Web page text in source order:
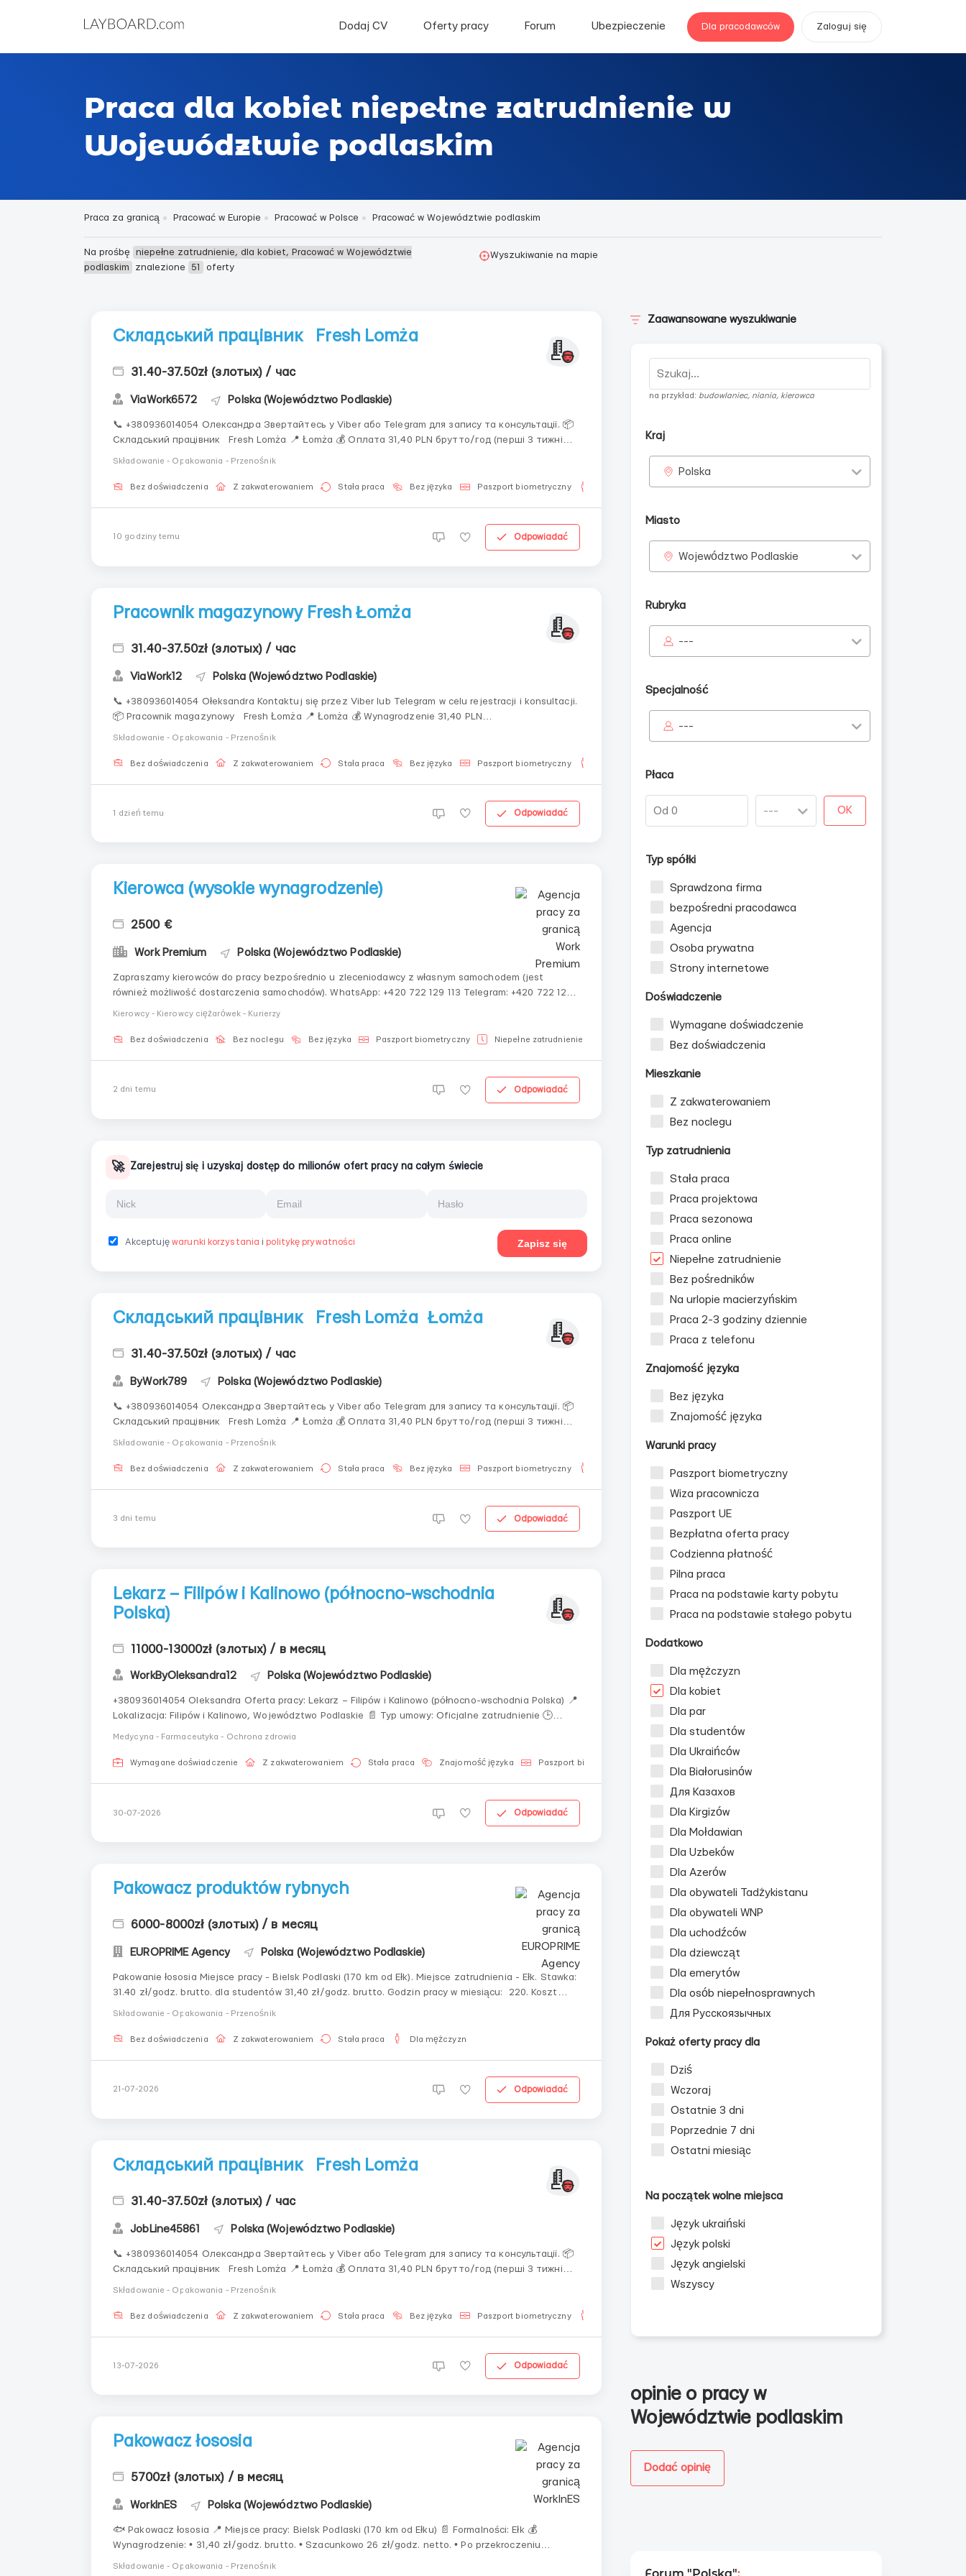
Dodaj CV Oferty pracy Forum Ubezpieczenie Dla pracodawców Zaloguj się
Praca dla kobiet niepełne zatrudnienie w
Województwie podlaskim
Praca za granicą Pracować w Europie Pracować w Polsce Pracować w Województwie podlaskim
Na prośbę niepełne zatrudnienie, dla kobiet, Pracować w Województwie
podlaskim
znalezione 51 oferty
Wyszukiwanie na mapie
Складський працівник Fresh Lomża
31.40-37.50zł (злотых) / час
ViaWork6572 Polska (Województwo Podlaskie)
📞 +380936014054 Олександра Звертайтесь у Viber або Telegram для запису та консультації. 📦
Складський працівник Fresh Lomża 📍 Łomża 💰 Оплата 31,40 PLN брутто/год (перші 3 тижні
Składowanie - Opakowania - Przenośnik
Bez doświadczenia Z zakwaterowaniem Stała praca Bez języka Paszport biometryczny Dla mężczyzn
10 godziny temu Odpowiadać
Pracownik magazynowy Fresh Łomża
31.40-37.50zł (злотых) / час
ViaWork12 Polska (Województwo Podlaskie)
📞 +380936014054 Ołeksandra Kontaktuj się przez Viber lub Telegram w celu rejestracji i konsultacji.
📦 Pracownik magazynowy Fresh Łomża 📍 Łomża 💰 Wynagrodzenie 31,40 PLN
Składowanie - Opakowania - Przenośnik
Bez doświadczenia Z zakwaterowaniem Stała praca Bez języka Paszport biometryczny
1 dzień temu Odpowiadać
Kierowca (wysokie wynagrodzenie)
2500 €
Work Premium Polska (Województwo Podlaskie)
Zapraszamy kierowców do pracy bezpośrednio u zleceniodawcy z własnym samochodem (jest
również możliwość dostarczenia samochodów). WhatsApp: ‪+420 722 129 113 Telegram: +420 722 129
Kierowcy - Kierowcy ciężarówek - Kurierzy
Bez doświadczenia Bez noclegu Bez języka Paszport biometryczny Niepełne zatrudnienie
2 dni temu Odpowiadać
🚀 Zarejestruj się i uzyskaj dostęp do milionów ofert pracy na całym świecie
Akceptujęwarunki korzystania i politykę prywatności Zapisz się
Складський працівник Fresh Lomża Łomża
31.40-37.50zł (злотых) / час
ByWork789 Polska (Województwo Podlaskie)
📞 +380936014054 Олександра Звертайтесь у Viber або Telegram для запису та консультації. 📦
Складський працівник Fresh Lomża 📍 Łomża 💰 Оплата 31,40 PLN брутто/год (перші 3 тижні
Składowanie - Opakowania - Przenośnik
Bez doświadczenia Z zakwaterowaniem Stała praca Bez języka Paszport biometryczny
3 dni temu Odpowiadać
Lekarz – Filipów i Kalinowo (północno-wschodnia
Polska)
11000-13000zł (злотых) / в месяц
WorkByOleksandra12 Polska (Województwo Podlaskie)
+380936014054 Oleksandra Oferta pracy: Lekarz – Filipów i Kalinowo (północno-wschodnia Polska) 📍
Lokalizacja: Filipów i Kalinowo, Województwo Podlaskie 📄 Typ umowy: Oficjalne zatrudnienie 🕒
Medycyna - Farmaceutyka - Ochrona zdrowia
Wymagane doświadczenie Z zakwaterowaniem Stała praca Znajomość języka Paszport biometryczny
30-07-2026 Odpowiadać
Pakowacz produktów rybnych
6000-8000zł (злотых) / в месяц
EUROPRIME Agency Polska (Województwo Podlaskie)
Pakowanie łososia Miejsce pracy - Bielsk Podlaski (170 km od Ełk). Miejsce zatrudnienia - Ełk. Stawka:
31.40 zł/godz. brutto. dla studentów 31,40 zł/godz. brutto. Godzin pracy w miesiącu: 220. Koszt
Składowanie - Opakowania - Przenośnik
Bez doświadczenia Z zakwaterowaniem Stała praca Dla mężczyzn
21-07-2026 Odpowiadać
Складський працівник Fresh Lomża
31.40-37.50zł (злотых) / час
JobLine45861 Polska (Województwo Podlaskie)
📞 +380936014054 Олександра Звертайтесь у Viber або Telegram для запису та консультації. 📦
Складський працівник Fresh Lomża 📍 Łomża 💰 Оплата 31,40 PLN брутто/год (перші 3 тижні
Składowanie - Opakowania - Przenośnik
Bez doświadczenia Z zakwaterowaniem Stała praca Bez języka Paszport biometryczny
13-07-2026 Odpowiadać
Pakowacz łososia
5700zł (злотых) / в месяц
WorkInES Polska (Województwo Podlaskie)
🐟 Pakowacz łososia 📍 Miejsce pracy: Bielsk Podlaski (170 km od Ełku) 📄 Formalności: Ełk 💰
Wynagrodzenie: • 31,40 zł/godz. brutto. • Szacunkowo 26 zł/godz. netto. • Po przekroczeniu
rocznego dochodu 30 000 zł stawka wynosi około 23,26 zł/godz. netto. 💵 Wynagrodzenie
Składowanie - Opakowania - Przenośnik
Zaawansowane wyszukiwanie
na przykład: budowlaniec, niania, kierowca
Kraj
Polska
Miasto
Województwo Podlaskie
Rubryka
---
Specjalność
---
Płaca
OK
Typ spółki
Sprawdzona firma
bezpośredni pracodawca
Agencja
Osoba prywatna
Strony internetowe
Doświadczenie
Wymagane doświadczenie
Bez doświadczenia
Mieszkanie
Z zakwaterowaniem
Bez noclegu
Typ zatrudnienia
Stała praca
Praca projektowa
Praca sezonowa
Praca online
Niepełne zatrudnienie
Bez pośredników
Na urlopie macierzyńskim
Praca 2-3 godziny dziennie
Praca z telefonu
Znajomość języka
Bez języka
Znajomość języka
Warunki pracy
Paszport biometryczny
Wiza pracownicza
Paszport UE
Bezpłatna oferta pracy
Codzienna płatność
Pilna praca
Praca na podstawie karty pobytu
Praca na podstawie stałego pobytu
Dodatkowo
Dla mężczyzn
Dla kobiet
Dla par
Dla studentów
Dla Ukraińców
Dla Białorusinów
Для Казахов
Dla Kirgizów
Dla Mołdawian
Dla Uzbeków
Dla Azerów
Dla obywateli Tadżykistanu
Dla obywateli WNP
Dla uchodźców
Dla dziewcząt
Dla emerytów
Dla osób niepełnosprawnych
Для Русскоязычных
Pokaż oferty pracy dla
Dziś
Wczoraj
Ostatnie 3 dni
Poprzednie 7 dni
Ostatni miesiąc
Na początek wolne miejsca
Język ukraiński
Język polski
Język angielski
Wszyscy
opinie o pracy w
Województwie podlaskim
Dodać opinię